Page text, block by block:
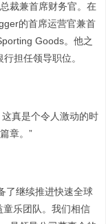
裁兼首席财务官。在
的首席运营官兼首
Goods。他之
担任领导职位。
真是个令人激动的时
章。”
了继续推进快速全球
童乐团队。我们相信